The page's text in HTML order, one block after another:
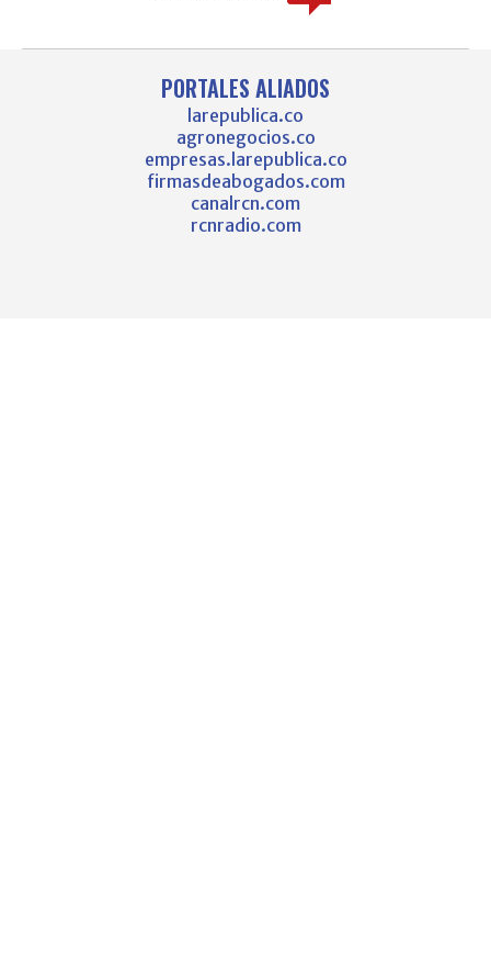
PORTALES ALIADOS
larepublica.co
agronegocios.co
empresas.larepublica.co
firmasdeabogados.com
canalrcn.com
rcnradio.com